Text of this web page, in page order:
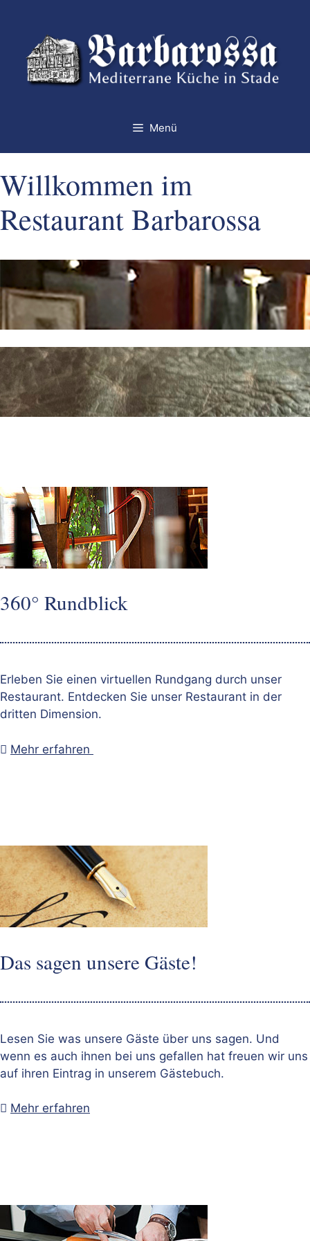
springen
Menü
Willkommen im
Restaurant Barbarossa
360° Rundblick
Erleben Sie einen virtuellen Rundgang durch unser
Restaurant. Entdecken Sie unser Restaurant in der
dritten Dimension.
 Mehr erfahren
Das sagen unsere Gäste!
Lesen Sie was unsere Gäste über uns sagen. Und
wenn es auch ihnen bei uns gefallen hat freuen wir uns
auf ihren Eintrag in unserem Gästebuch.
 Mehr erfahren